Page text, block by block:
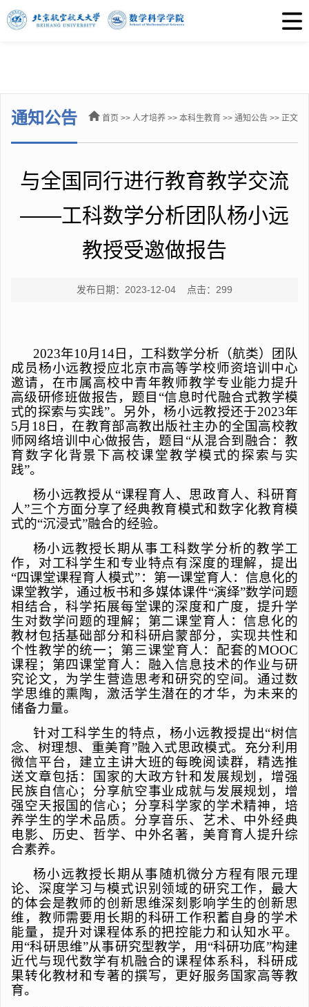
通知公告 首页 >> 人才培养 >> 本科生教育 >> 通知公告 >> 正文
与全国同行进行教育教学交流
——工科数学分析团队杨小远
教授受邀做报告
发布日期：2023-12-04 点击： 299
2023年10月 14日，工科数学分析（航类）团队
成员杨小远教授应北京市高等学校师资培训中心
邀请，在市属高校中青年教师教学专业能力提升
高级研修班做报告，题目“信息时代融合式教学模
式的探索与实践”。另外，杨小远教授还于2023年
5月 18 日，在教育部高教出版社主办的全国高校教
师网络培训中心做报告，题目“从混合到融合：教
育数字化背景下高校课堂教学模式的探索与实
践”。
杨小远教授从“课程育人、思政育人、科研育
人”三个方面分享了经典教育模式和数字化教育模
式的“沉浸式”融合的经验。
杨小远教授长期从事工科数学分析的教学工
作，对工科学生和专业特点有深度的理解，提出
“四课堂课程育人模式”：第一课堂育人：信息化的
课堂教学，通过板书和多媒体课件“演绎”数学问题
相结合，科学拓展每堂课的深度和广度，提升学
生对数学问题的理解；第二课堂育人：信息化的
教材包括基础部分和科研启蒙部分，实现共性和
个性教学的统一；第三课堂育人：配套的MOOC
课程；第四课堂育人：融入信息技术的作业与研
究论文，为学生营造思考和研究的空间。通过数
学思维的熏陶，激活学生潜在的才华，为未来的
储备力量。
针对工科学生的特点，杨小远教授提出“树信
念、树理想、重美育”融入式思政模式。充分利用
微信平台，建立主讲大班的每晚阅读群，精选推
送文章包括：国家的大政方针和发展规划，增强
民族自信心；分享航空事业成就与发展规划，增
强空天报国的信心；分享科学家的学术精神，培
养学生的学术品质。分享音乐、艺术、中外经典
电影、历史、哲学、中外名著，美育育人提升综
合素养。
杨小远教授长期从事随机微分方程有限元理
论、深度学习与模式识别领域的研究工作，最大
的体会是教师的创新思维深刻影响学生的创新思
维，教师需要用长期的科研工作积蓄自身的学术
能量，提升对课程体系的把控能力和认知水平。
用“科研思维”从事研究型教学，用“科研功底”构建
近代与现代数学有机融合的课程体系科，科研成
果转化教材和专著的撰写，更好服务国家高等教
育。